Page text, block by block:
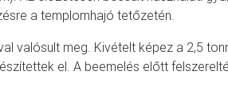
a templomhajó tetőzetén.
valósult meg. Kivételt képez a 2,5
el. A beemelés előtt